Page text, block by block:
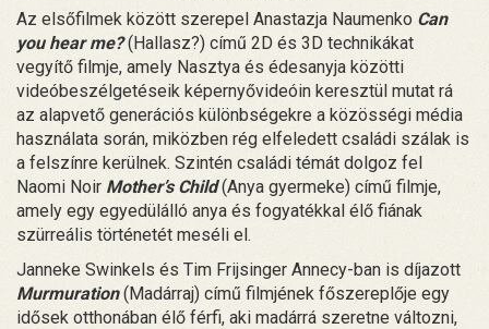
Az elsőfilmek között szerepel Anastazja Naumenko Can
you hear me? (Hallasz?) című 2D és 3D technikákat
vegyítő filmje, amely Nasztya és édesanyja közötti
videóbeszélgetéseik képernyővideóin keresztül mutat rá
az alapvető generációs különbségekre a közösségi média
használata során, miközben rég elfeledett családi szálak is
a felszínre kerülnek. Szintén családi témát dolgoz fel
Naomi Noir Mother’s Child(Anya gyermeke) című filmje,
amely egy egyedülálló anya és fogyatékkal élő fiának
szürreális történetét meséli el.
Janneke Swinkels és Tim Frijsinger Annecy-ban is díjazott
Murmuration (Madárraj) című filmjének főszereplője egy
idősek otthonában élő férfi, aki madárrá szeretne változni,